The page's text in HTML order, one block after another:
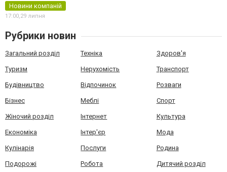
Новини компаній
17:00,29 липня
Рубрики новин
Загальний розділ Техніка Здоров'я
Туризм Нерухомість Транспорт
Будівництво Відпочинок Розваги
Бізнес Меблі Спорт
Жіночий розділ Інтернет Культура
Економіка Інтер'єр Мода
Кулінарія Послуги Родина
Подорожі Робота Дитячий розділ